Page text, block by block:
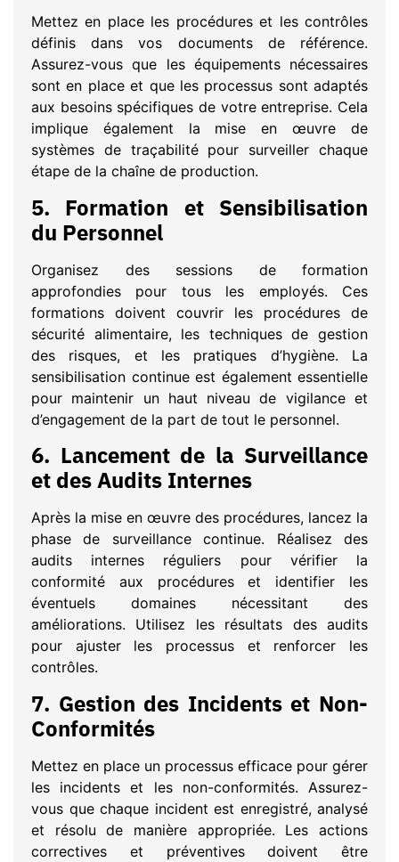
Mettez en place les procédures et les contrôles
définis dans vos documents de référence.
Assurez-vous que les équipements nécessaires
sont en place et que les processus sont adaptés
aux besoins spécifiques de votre entreprise. Cela
implique également la mise en œuvre de
systèmes de traçabilité pour surveiller chaque
étape de la chaîne de production.
5. Formation et Sensibilisation
du Personnel
Organisez des sessions de formation
approfondies pour tous les employés. Ces
formations doivent couvrir les procédures de
sécurité alimentaire, les techniques de gestion
des risques, et les pratiques d’hygiène. La
sensibilisation continue est également essentielle
pour maintenir un haut niveau de vigilance et
d’engagement de la part de tout le personnel.
6. Lancement de la Surveillance
et des Audits Internes
Après la mise en œuvre des procédures, lancez la
phase de surveillance continue. Réalisez des
audits internes réguliers pour vérifier la
conformité aux procédures et identifier les
éventuels domaines nécessitant des
améliorations. Utilisez les résultats des audits
pour ajuster les processus et renforcer les
contrôles.
7. Gestion des Incidents et Non-
Conformités
Mettez en place un processus efficace pour gérer
les incidents et les non-conformités. Assurez-
vous que chaque incident est enregistré, analysé
et résolu de manière appropriée. Les actions
correctives et préventives doivent être